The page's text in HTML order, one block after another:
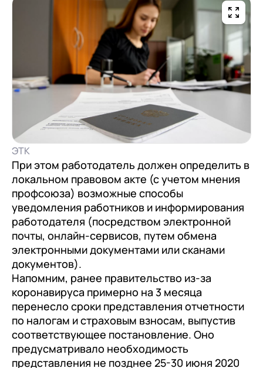
ЭТК
При этом работодатель должен определить в
локальном правовом акте (с учетом мнения
профсоюза) возможные способы
уведомления работников и информирования
работодателя (посредством электронной
почты, онлайн-сервисов, путем обмена
электронными документами или сканами
документов).
Напомним, ранее правительство из-за
коронавируса примерно на 3 месяца
перенесло сроки представления отчетности
по налогам и страховым взносам, выпустив
соответствующее постановление. Оно
предусматривало необходимость
представления не позднее 25-30 июня 2020
Переход с Terrasoft CRM на 1С:CRM или
1С-Битрикс 24
документооборот (КЭДО)
1С:Кабинет сотрудника
Внутренний документооборот (СЭД)
1С:Документооборот 8
Управление финансами (FRP)
1С:Управление холдингом
WA:Финансист
Отраслевые решения
Легкая логистика
Бизнес-аналитика (BI)
1С:Аналитика
Управление взаимоотношениями с
клиентами (CRM)
1С:CRM
Лицензии 1С
Сервисы 1С
1С-ЭДО
Прочие отрасли
Грейды
Истории успеха
Отзывы сотрудников